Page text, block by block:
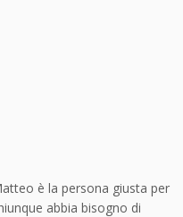
è la persona giusta per
abbia bisogno di